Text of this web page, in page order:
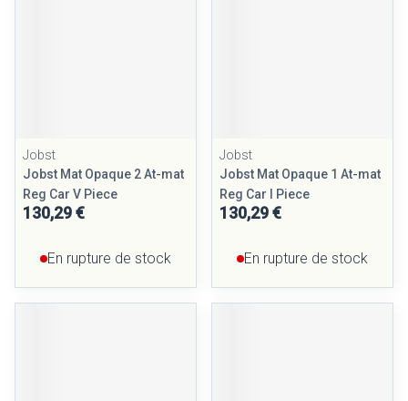
Jobst
Jobst Mat Opaque 2 At-mat
Reg Car V Piece
130,29 €
En rupture de stock
Jobst
Jobst Mat Opaque 1 At-mat
Reg Car I Piece
130,29 €
En rupture de stock